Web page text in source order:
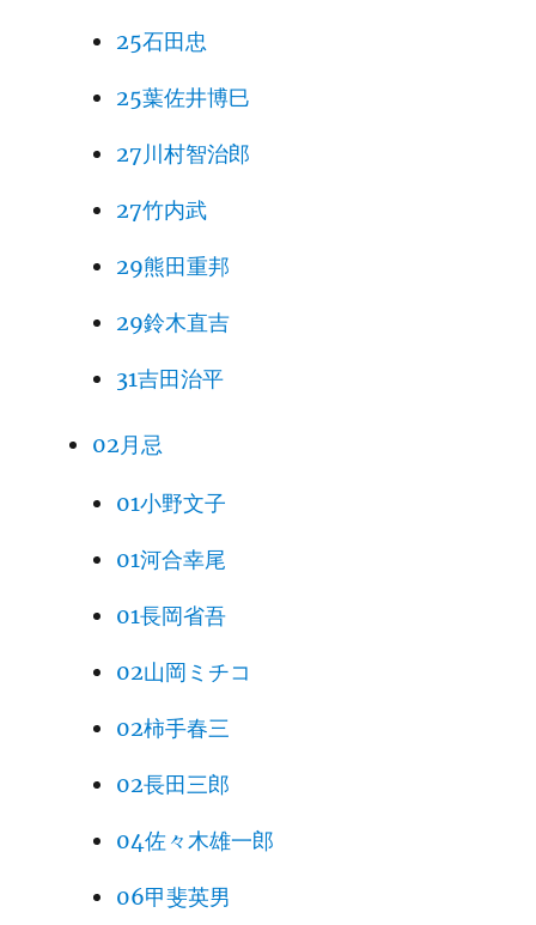
25石田忠
25葉佐井博巳
27川村智治郎
27竹内武
29熊田重邦
29鈴木直吉
31吉田治平
02月忌
01小野文子
01河合幸尾
01長岡省吾
02山岡ミチコ
02柿手春三
02長田三郎
04佐々木雄一郎
06甲斐英男